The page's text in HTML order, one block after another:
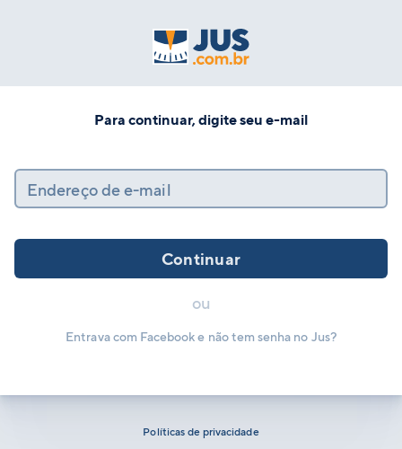
Para continuar, digite seu e-mail
Endereço de e-mail
Continuar
ou
Entrava com Facebook e não tem senha no Jus?
Políticas de privacidade